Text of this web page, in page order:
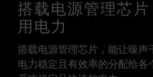
搭载电源管理芯
用电力
搭载电源管理芯片，能让噪声
电力稳定且有效率的分配给各